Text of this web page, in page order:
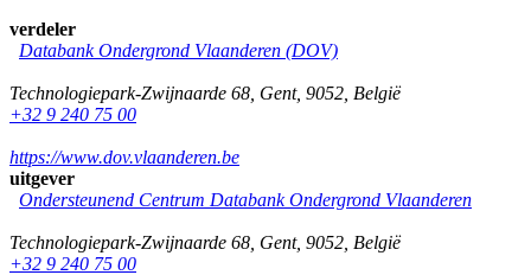
verdeler
Databank Ondergrond Vlaanderen (DOV)
Technologiepark-Zwijnaarde 68 Gent, 9052 België
+32 9 240 75 00
https://www.dov.vlaanderen.be
uitgever
Ondersteunend Centrum Databank Ondergrond Vlaanderen
Technologiepark-Zwijnaarde 68 Gent, 9052 België
+32 9 240 75 00